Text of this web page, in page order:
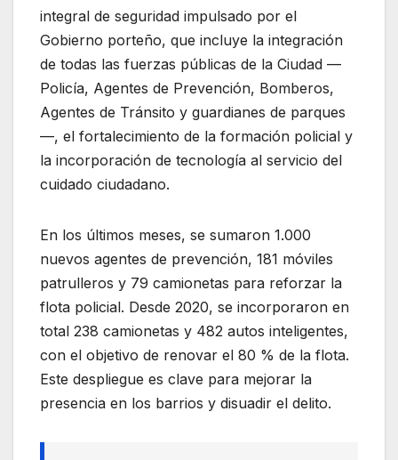
integral de seguridad impulsado por el
Gobierno porteño, que incluye la integración
de todas las fuerzas públicas de la Ciudad —
Policía, Agentes de Prevención, Bomberos,
Agentes de Tránsito y guardianes de parques
—, el fortalecimiento de la formación policial y
la incorporación de tecnología al servicio del
cuidado ciudadano.
En los últimos meses, se sumaron 1.000
nuevos agentes de prevención, 181 móviles
patrulleros y 79 camionetas para reforzar la
flota policial. Desde 2020, se incorporaron en
total 238 camionetas y 482 autos inteligentes,
con el objetivo de renovar el 80 % de la flota.
Este despliegue es clave para mejorar la
presencia en los barrios y disuadir el delito.